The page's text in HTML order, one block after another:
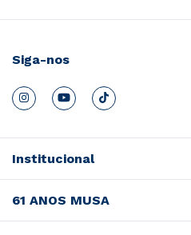
Siga-nos
Institucional
61 ANOS MUSA